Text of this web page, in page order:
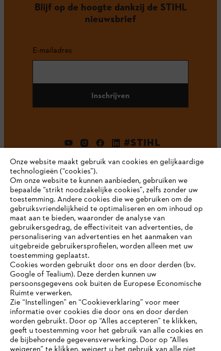
Blijf op de hoogte dankzij de STIHL
nieuwsbrief
E-mailadres
Inschrijven
#STIHL
Bedrijf
STIHL FAQ
Contact
JE BROWSER WORDT NIET
ONDERSTEUND
Onze website maakt gebruik van cookies en gelijkaardige
technologieën (“cookies”).
Om onze website te kunnen aanbieden, gebruiken we
bepaalde “strikt noodzakelijke cookies”, zelfs zonder uw
toestemming. Andere cookies die we gebruiken om de
gebruiksvriendelijkheid te optimaliseren en om inhoud op
maat aan te bieden, waaronder de analyse van
gebruikersgedrag, de effectiviteit van advertenties, de
personalisering van advertenties en het aanmaken van
uitgebreide gebruikersprofielen, worden alleen met uw
toestemming geplaatst.
Cookies worden gebruikt door ons en door derden (bv.
Google of Tealium). Deze derden kunnen uw
persoonsgegevens ook buiten de Europese Economische
Ruimte verwerken.
Zie “Instellingen” en “Cookieverklaring” voor meer
informatie over cookies die door ons en door derden
worden gebruikt. Door op “Alles accepteren” te klikken,
geeft u toestemming voor het gebruik van alle cookies en
de bijbehorende gegevensverwerking. Door op “Alles